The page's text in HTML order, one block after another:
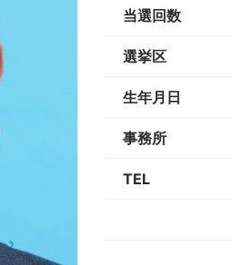
当選回数
選挙区
生年月日
事務所
TEL